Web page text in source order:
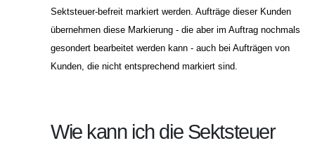
Sektsteuer-befreit markiert werden. Aufträge dieser Kunden
übernehmen diese Markierung - die aber im Auftrag nochmals
gesondert bearbeitet werden kann - auch bei Aufträgen von
Kunden, die nicht entsprechend markiert sind.
Wie kann ich die Sektsteuer